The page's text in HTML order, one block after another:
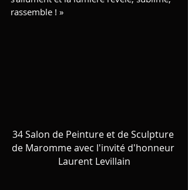
rassemble ! »
34 Salon de Peinture et de Sculpture
de Maromme avec l'invité d'honneur
Laurent Levillain